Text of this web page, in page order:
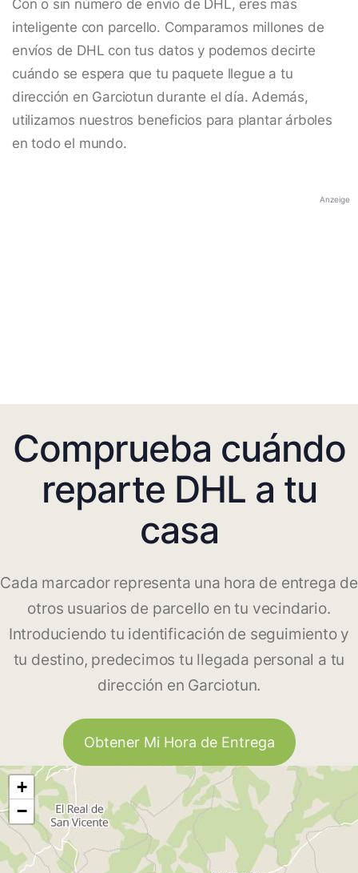
Con o sin número de envío de DHL, eres más
inteligente con parcello. Comparamos millones de
envíos de DHL con tus datos y podemos decirte
cuándo se espera que tu paquete llegue a tu
dirección en Garciotun durante el día. Además,
utilizamos nuestros beneficios para plantar árboles
en todo el mundo.
Anzeige
Comprueba cuándo
reparte DHL a tu
casa
Cada marcador representa una hora de entrega de
otros usuarios de parcello en tu vecindario.
Introduciendo tu identificación de seguimiento y
tu destino, predecimos tu llegada personal a tu
dirección en Garciotun.
Obtener Mi Hora de Entrega
+
−